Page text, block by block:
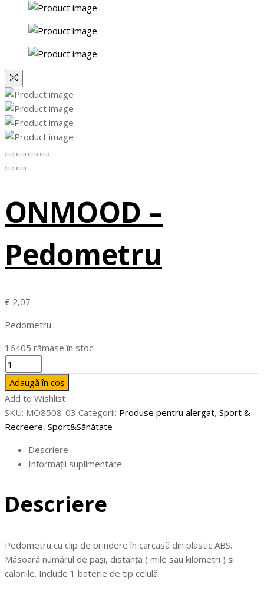
ONMOOD –
Pedometru
€ 2,07
Pedometru
16405 rămase în stoc
Cantitate
ONMOOD
-
Pedometru
Adaugă în coș
Add to Wishlist
SKU: MO8508-03 Categorii: Produse pentru alergat, Sport &
Recreere, Sport&Sănătate
Descriere
Informații suplimentare
Descriere
Pedometru cu clip de prindere în carcasă din plastic ABS.
Măsoară numărul de paşi, distanţa ( mile sau kilometri ) şi
caloriile. Include 1 baterie de tip celulă.